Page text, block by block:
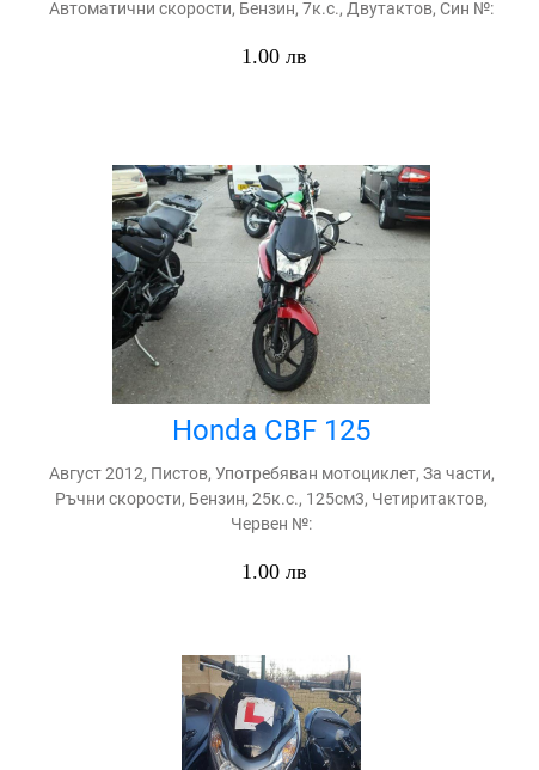
Автоматични скорости, Бензин, 7к.с., Двутактов, Син №:
1.00 лв
Honda CBF 125
Август 2012, Пистов, Употребяван мотоциклет, За части,
Ръчни скорости, Бензин, 25к.с., 125см3, Четиритактов,
Червен №:
1.00 лв